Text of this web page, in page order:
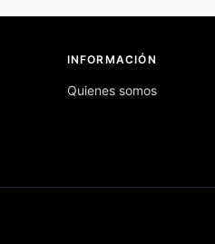
INFORMACIÓN
Quienes somos